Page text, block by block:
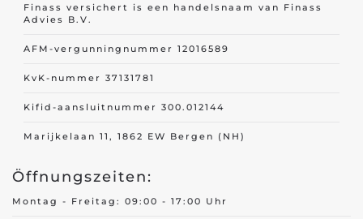
Finass versichert is een handelsnaam van Finass
Advies B.V.
AFM-vergunningnummer 12016589
KvK-nummer 37131781
Kifid-aansluitnummer 300.012144
Marijkelaan 11, 1862 EW Bergen (NH)
Öffnungszeiten:
Montag - Freitag: 09:00 - 17:00 Uhr